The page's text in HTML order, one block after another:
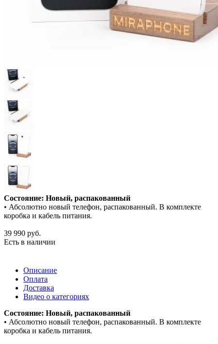
Состояние: Новый, распакованный
• Абсолютно новый телефон, распакованный. В комплекте
коробка и кабель питания.
39 990 руб.
Есть в наличии
Описание
Оплата
Доставка
Видео о категориях
Состояние: Новый, распакованный
• Абсолютно новый телефон, распакованный. В комплекте
коробка и кабель питания.